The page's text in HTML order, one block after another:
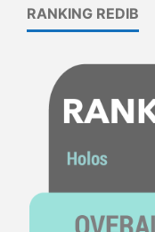
RANKING REDIB